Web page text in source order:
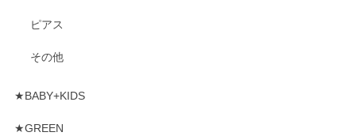
ピアス
その他
★BABY+KIDS
★GREEN